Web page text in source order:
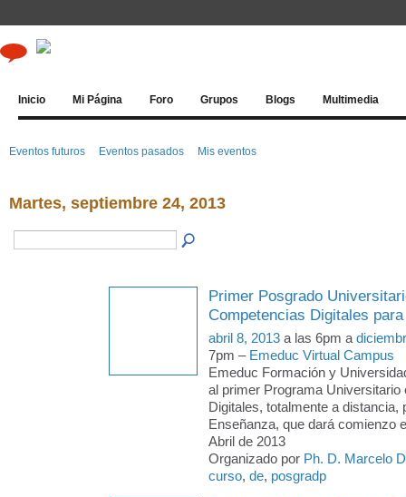
Inicio Mi Página Foro Grupos Blogs Multimedia
Eventos futuros Eventos pasados Mis eventos
Martes, septiembre 24, 2013
Primer Posgrado
Competencias Digitales
abril 8, 2013 a las 6pm a
7pm – Emeduc Virtual Campus
Emeduc Formación y
al primer Programa Universitario
Digitales, totalmente a distancia,
Enseñanza, que dará comienzo
Abril de 2013
Organizado por Ph. D. Marcelo
curso, de, posgradp